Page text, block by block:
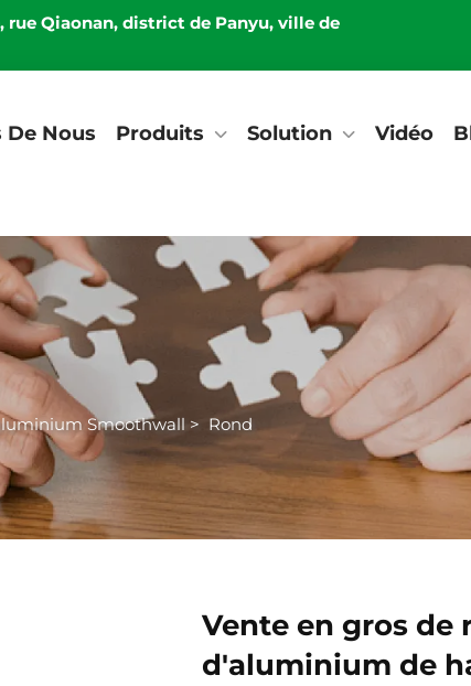
rue Qiaonan, district de Panyu, ville de
De Nous Produits Solution Vidéo
Smoothwall > Rond
Vente en gros de
d'aluminium de